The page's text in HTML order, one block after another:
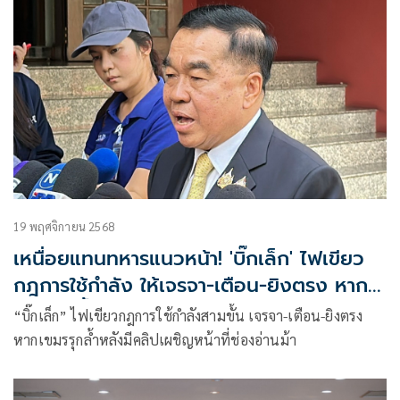
19 พฤศจิกายน 2568
เหนื่อยแทนทหารแนวหน้า! 'บิ๊กเล็ก' ไฟเขียว
กฎการใช้กำลัง ให้เจรจา-เตือน-ยิงตรง หาก
เขมรรุกล้ำ
“บิ๊กเล็ก” ไฟเขียวกฎการใช้กำลังสามขั้น เจรจา-เตือน-ยิงตรง
หากเขมรรุกล้ำหลังมีคลิปเผชิญหน้าที่ช่องอ่านม้า